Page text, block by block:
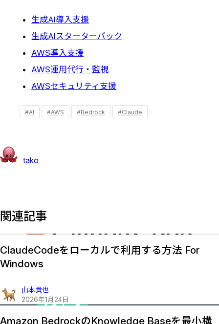
生成AI導入支援
生成AIスターターパック
AWS導入支援
AWS運用代行・監視
AWSセキュリティ支援
#AI #AWS #Bedrock #Claude
tako
関連記事
ClaudeCodeをローカルで利用する方法 For
Windows
山本貴也
2026年1月 24日
Amazon BedrockのKnowledge Baseを最小構